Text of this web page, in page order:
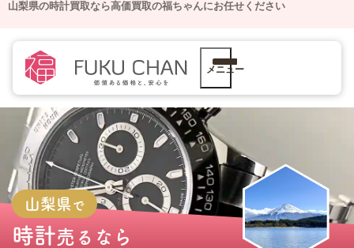
山梨県の時計買取なら高価買取の福ちゃんにお任せください
メニュー
山梨県で
時計売るなら